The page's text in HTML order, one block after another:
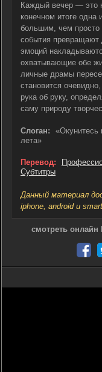
Каждый вечер — это
конечном итоге одна
большим, чем просто
события превращают
эмоций
охватывающие обе
личные драмы
становится
рука об руку,
саму природу
Слоган:
«Окунитесь
лета»
Перевод:
Субтитры
Данный материал
iphone, android и
смотреть онлайн